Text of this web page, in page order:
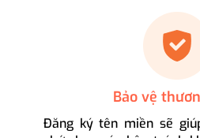
Bảo vệ
Đăng ký tên miền sẽ